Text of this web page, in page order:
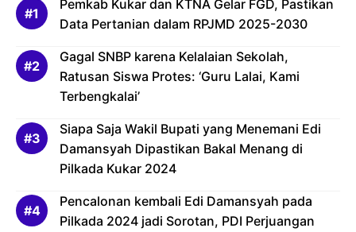
Pemkab Kukar dan KTNA Gelar FGD, Pastikan
Data Pertanian dalam RPJMD 2025-2030
Gagal SNBP karena Kelalaian Sekolah,
Ratusan Siswa Protes: ‘Guru Lalai, Kami
Terbengkalai’
Siapa Saja Wakil Bupati yang Menemani Edi
Damansyah Dipastikan Bakal Menang di
Pilkada Kukar 2024
Pencalonan kembali Edi Damansyah pada
Pilkada 2024 jadi Sorotan, PDI Perjuangan